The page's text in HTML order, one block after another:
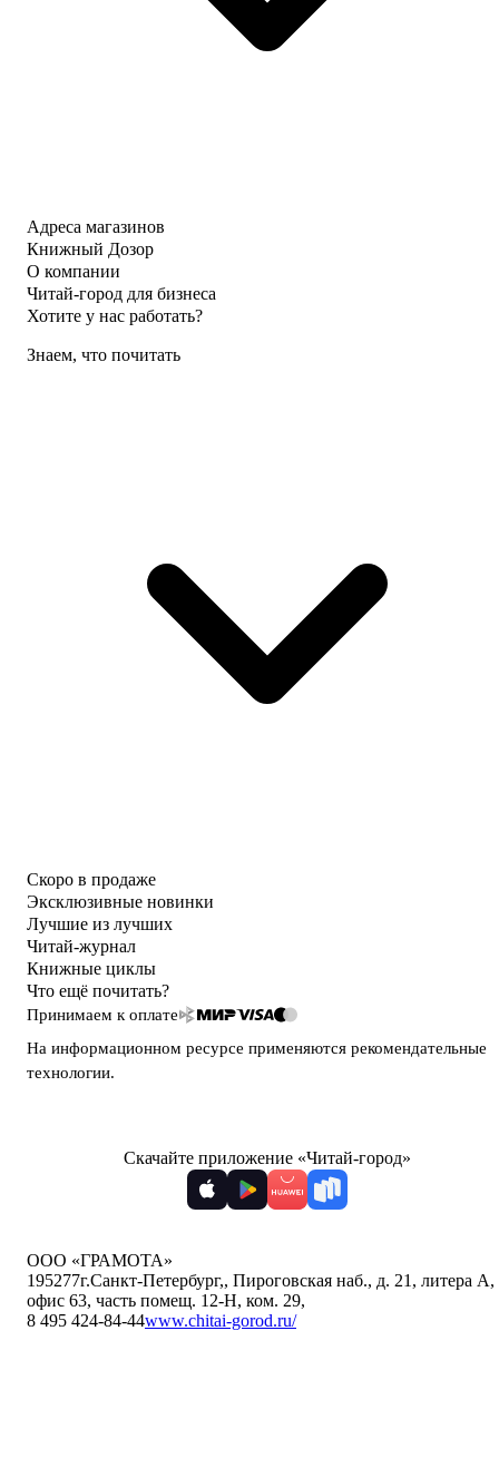
Адреса магазинов
Книжный Дозор
О компании
Читай-город для бизнеса
Хотите у нас работать?
Знаем, что почитать
Скоро в продаже
Эксклюзивные новинки
Лучшие из лучших
Читай-журнал
Книжные циклы
Что ещё почитать?
Принимаем к оплате
На информационном ресурсе применяются рекомендательные
технологии.
Скачайте приложение «Читай-город»
ООО «ГРАМОТА»
195277г.Санкт-Петербург,, Пироговская наб., д. 21, литера А,
офис 63, часть помещ. 12-Н, ком. 29,
8 495 424-84-44www.chitai-gorod.ru/